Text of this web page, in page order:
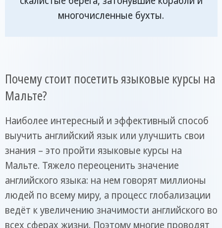
многочисленные бухты.
Почему стоит посетить языковые курсы на
Мальте?
Наиболее интересный и эффективный способ
выучить английский язык или улучшить свои
знания – это пройти языковые курсы на
Мальте. Тяжело переоценить значение
английского языка: на нем говорят миллионы
людей по всему миру, а процесс глобализации
ведёт к увеличению значимости английского во
всех сферах жизни. Поэтому многие проводят